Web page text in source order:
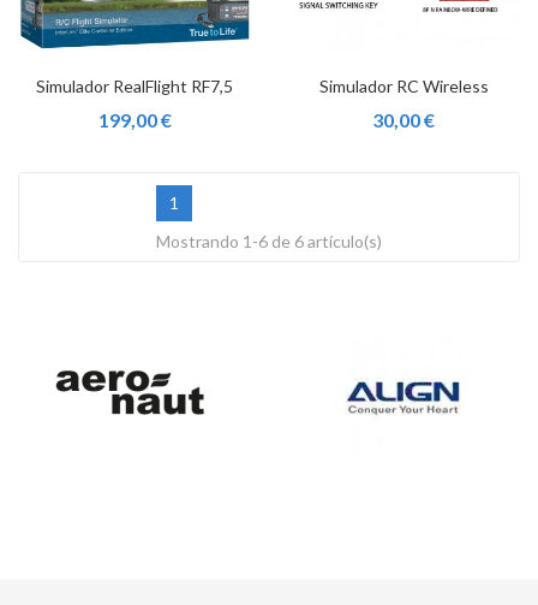
Simulador RealFlight RF7,5
199,00 €
Simulador RC Wireless
30,00 €
1
Mostrando 1-6 de 6 artículo(s)